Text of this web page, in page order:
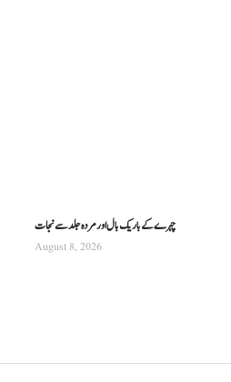
چہرے کے باریک بال اور مردہ جلد سے نجات
August 8, 2026